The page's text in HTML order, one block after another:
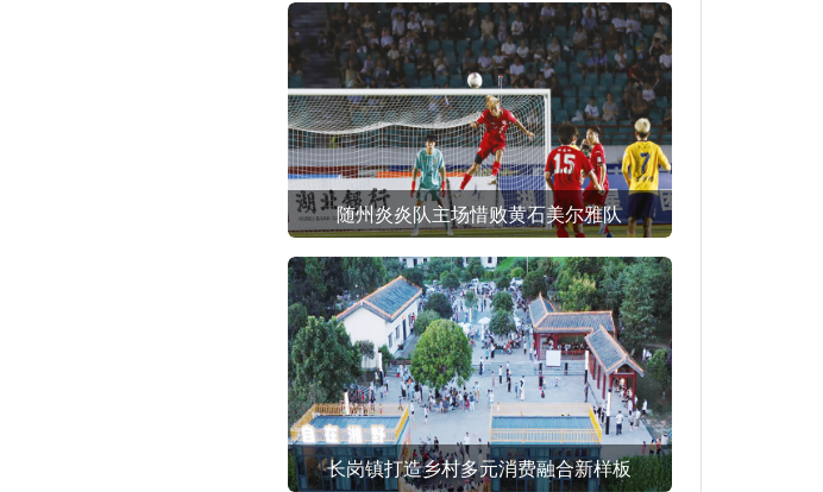
随州炎炎队主场惜败黄石美尔雅队
长岗镇打造乡村多元消费融合新样板